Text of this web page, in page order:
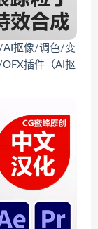
AI抠像/调色/变
插件（AI抠